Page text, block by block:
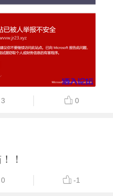
3 0
！
0 -1